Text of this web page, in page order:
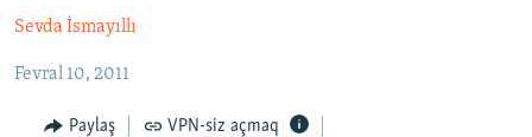
Axtarışa
FƏRQƏ BAX
QANUNI DOĞRU
ARAŞDIRMA
Sevda İsmayıllı
Fevral 10, 2011
Paylaş VPN-siz açmaq